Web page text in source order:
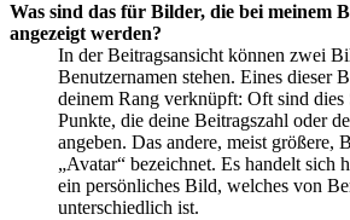
Was sind das für Bilder, die bei meinem
angezeigt werden?
In der Beitragsansicht können zwei
Benutzernamen stehen. Eines dieser
deinem Rang verknüpft: Oft sind dies
Punkte, die deine Beitragszahl oder
angeben. Das andere, meist größere,
„Avatar“ bezeichnet. Es handelt sich
ein persönliches Bild, welches von
unterschiedlich ist.